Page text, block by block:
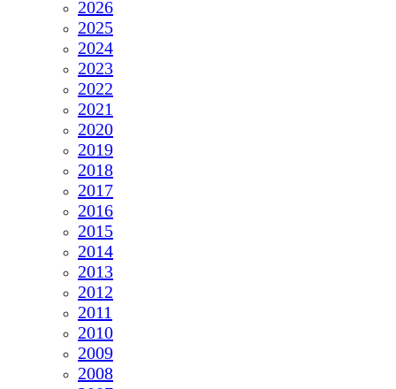
2026
2025
2024
2023
2022
2021
2020
2019
2018
2017
2016
2015
2014
2013
2012
2011
2010
2009
2008